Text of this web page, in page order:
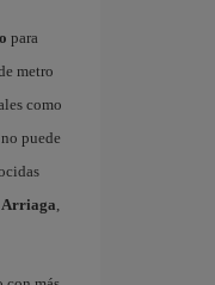
para
metro
como
puede
Arriaga,